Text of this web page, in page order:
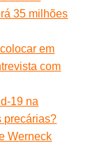
35 milhões
em
com
19 na
precárias?
Werneck